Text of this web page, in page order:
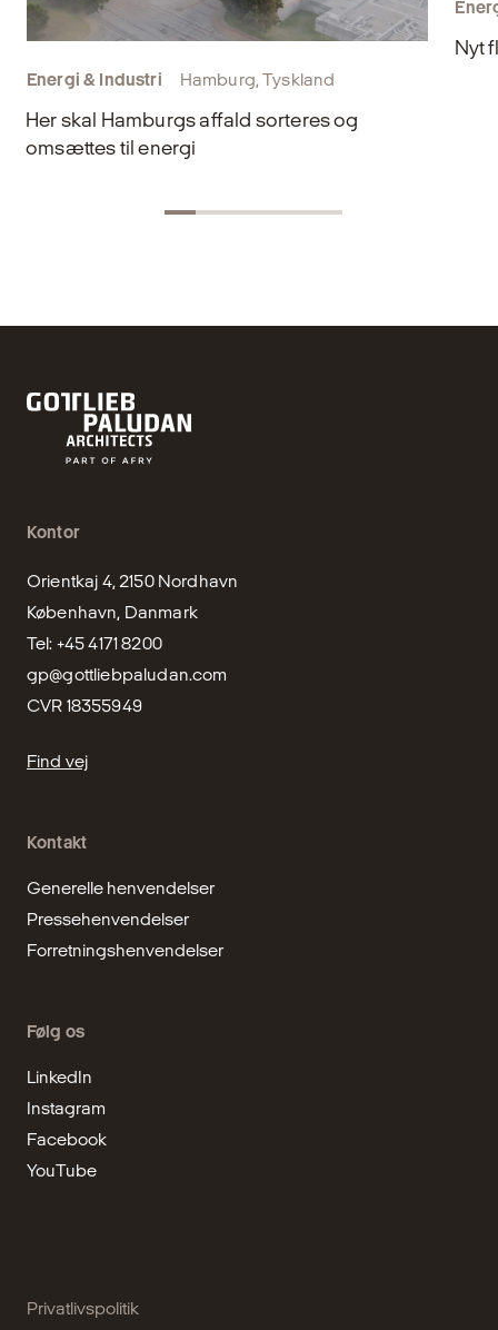
Energi & Industri Hamburg, Tyskland
Her skal Hamburgs affald sorteres og
omsættes til energi
Nyt
Kontor
Orientkaj 4, 2150 Nordhavn
København, Danmark
Tel: +45 4171 8200
gp@gottliebpaludan.com
CVR 18355949
Find vej
Kontakt
Generelle henvendelser
Pressehenvendelser
Forretningshenvendelser
Privatlivspolitik
Følg os
LinkedIn
Instagram
Facebook
YouTube